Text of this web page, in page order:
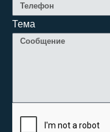
Тема